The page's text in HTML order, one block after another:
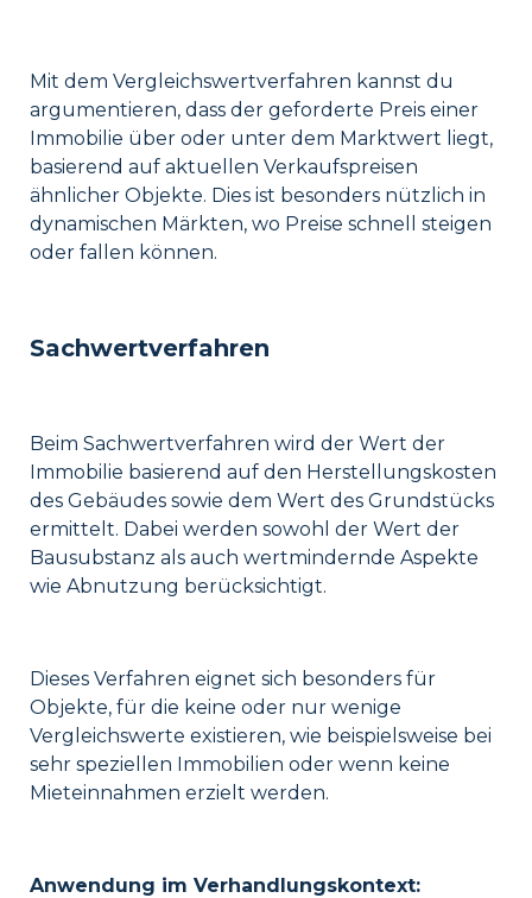
Mit dem Vergleichswertverfahren kannst du
argumentieren, dass der geforderte Preis einer
Immobilie über oder unter dem Marktwert liegt,
basierend auf aktuellen Verkaufspreisen
ähnlicher Objekte. Dies ist besonders nützlich in
dynamischen Märkten, wo Preise schnell steigen
oder fallen können.
Sachwertverfahren
Beim Sachwertverfahren wird der Wert der
Immobilie basierend auf den Herstellungskosten
des Gebäudes sowie dem Wert des Grundstücks
ermittelt. Dabei werden sowohl der Wert der
Bausubstanz als auch wertmindernde Aspekte
wie Abnutzung berücksichtigt.
Dieses Verfahren eignet sich besonders für
Objekte, für die keine oder nur wenige
Vergleichswerte existieren, wie beispielsweise bei
sehr speziellen Immobilien oder wenn keine
Mieteinnahmen erzielt werden.
Anwendung im Verhandlungskontext: